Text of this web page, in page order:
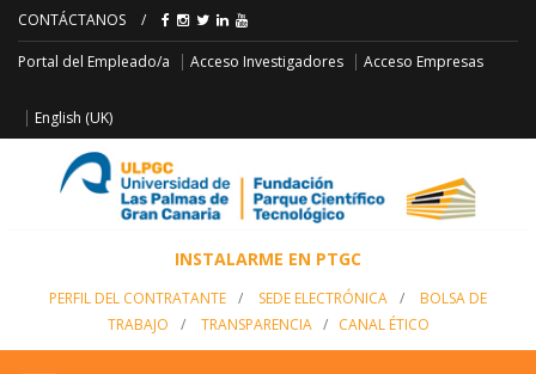
CONTÁCTANOS /
Portal del Empleado/a Acceso Investigadores Acceso Empresas
English (UK)
INSTALARME EN PTGC
PERFIL DEL CONTRATANTE / SEDE ELECTRÓNICA /
BOLSA DE
TRABAJO
/ TRANSPARENCIA/ CANAL ÉTICO